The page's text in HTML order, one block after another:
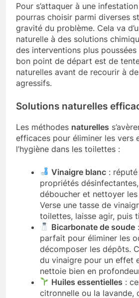
Pour s’attaquer à une
pourras choisir parmi diverses
gravité du problème. Cela va
naturelle à des solutions
des interventions plus poussées
bon point de départ est de
naturelles avant de recourir à
agressifs.
Solutions naturelles
Les méthodes naturelles
efficaces pour éliminer les vers
l’hygiène dans les toilettes :
Vinaigre blanc :
propriétés
déboucher et nettoyer
Verse une tasse de
toilettes, laisse agir, puis
Bicarbonate de soude
parfait pour éliminer les
décomposer les dépôts.
du vinaigre pour un effet
nettoie bien en
Huiles essentielles :
citronnelle ou la lavande,